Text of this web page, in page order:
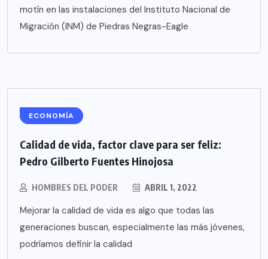
motín en las instalaciones del Instituto Nacional de
Migración (INM) de Piedras Negras-Eagle
ECONOMÍA
Calidad de vida, factor clave para ser feliz:
Pedro Gilberto Fuentes Hinojosa
HOMBRES DEL PODER ABRIL 1, 2022
Mejorar la calidad de vida es algo que todas las
generaciones buscan, especialmente las más jóvenes,
podríamos definir la calidad